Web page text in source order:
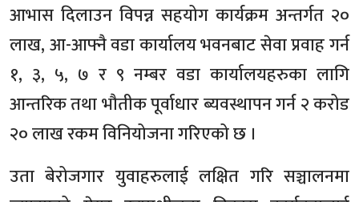
आभास दिलाउन विपन्न सहयोग कार्यक्रम अन्तर्गत २०
लाख, आ-आफ्नै वडा कार्यालय भवनबाट सेवा प्रवाह गर्न
१, ३, ५, ७ र ९ नम्बर वडा कार्यालयहरुका लागि
आन्तरिक तथा भौतीक पूर्वाधार ब्यवस्थापन गर्न २ करोड
२० लाख रकम विनियोजना गरिएको छ ।
उता बेरोजगार युवाहरुलाई लक्षित गरि सञ्चालनमा